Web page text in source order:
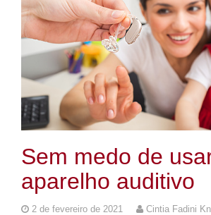
Sem medo de
aparelho auditivo
2 de fevereiro de 2021 Cintia Fadini